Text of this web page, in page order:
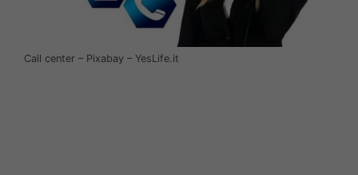
Call center – Pixabay – YesLife.it